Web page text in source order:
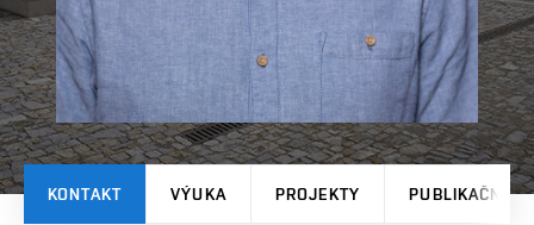
KONTAKT VÝUKA PROJEKTY PUBLIKAČNÍ